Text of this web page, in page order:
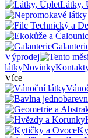
Látky,
Výprodej
látkyNovinky
Více